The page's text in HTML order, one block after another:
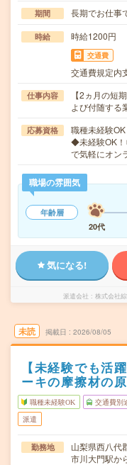
期間 長期でお仕事
時給 時給1200円
交通費
交通費規定内
仕事内容
【2ヵ月の短
よび付随す
応募資格
職種未経験
◆未経験OK！
で気軽にオン
職場の雰囲気
年齢層
20代
気になる!
派遣会社 株式会社
未読 掲載日 2026/08/05
【未経験でも活
ーキの摩擦材の
職種未経験OK 交通費別
派遣
勤務地
山梨県西八代
市川大門駅か